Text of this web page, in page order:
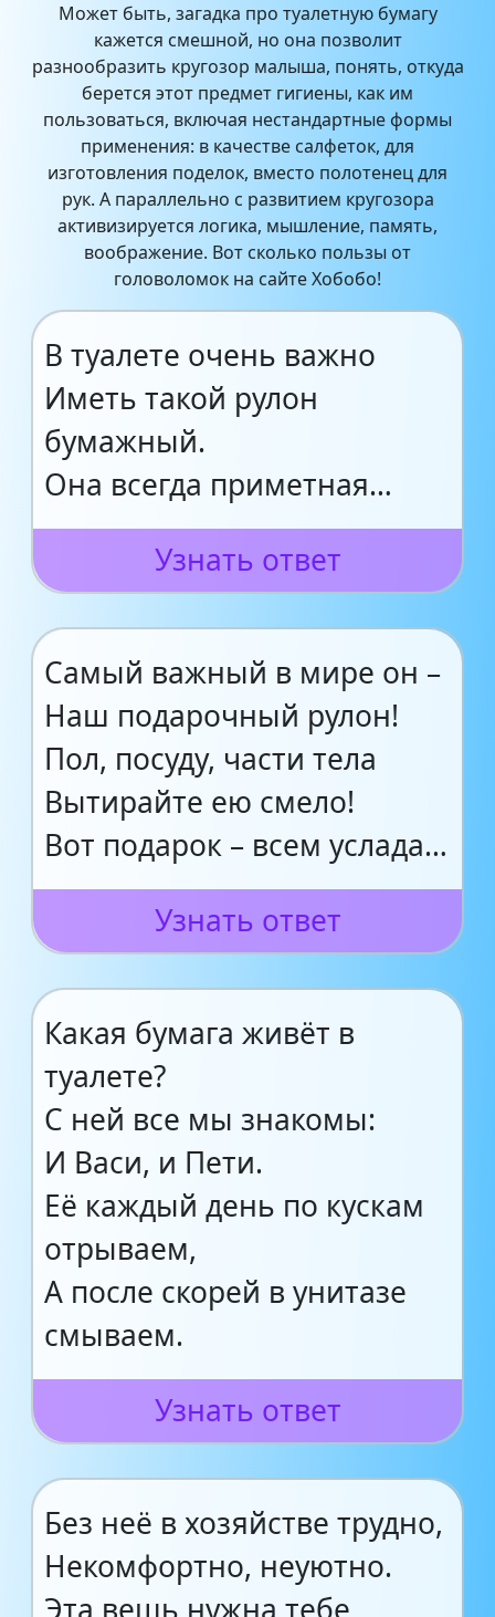
Может быть, загадка про туалетную бумагу
кажется смешной, но она позволит
разнообразить кругозор малыша, понять, откуда
берется этот предмет гигиены, как им
пользоваться, включая нестандартные формы
применения: в качестве салфеток, для
изготовления поделок, вместо полотенец для
рук. А параллельно с развитием кругозора
активизируется логика, мышление, память,
воображение. Вот сколько пользы от
головоломок на сайте Хобобо!
В туалете очень важно
Иметь такой рулон
бумажный.
Она всегда приметная…
Узнать ответ
Самый важный в мире он –
Наш подарочный рулон!
Пол, посуду, части тела
Вытирайте ею смело!
Вот подарок – всем услада…
Узнать ответ
Какая бумага живёт в
туалете?
С ней все мы знакомы:
И Васи, и Пети.
Её каждый день по кускам
отрываем,
А после скорей в унитазе
смываем.
Узнать ответ
Без неё в хозяйстве трудно,
Некомфортно, неуютно.